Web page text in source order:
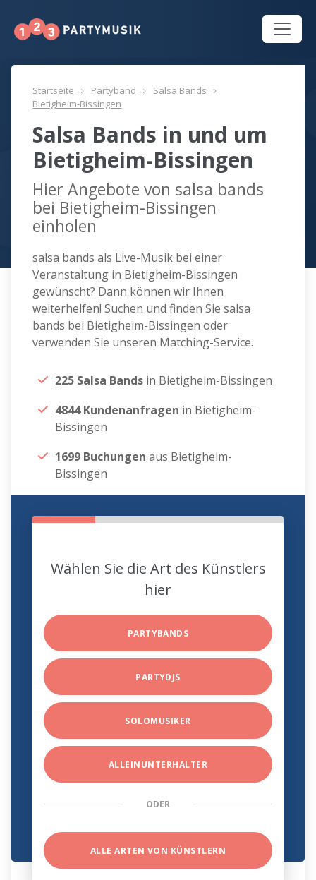
Startseite Partyband
Salsa Bands
Bietigheim-Bissingen
Salsa Bands in und um
Bietigheim-Bissingen
Hier Angebote von salsa bands
bei Bietigheim-Bissingen
einholen
salsa bands als Live-Musik bei einer
Veranstaltung in Bietigheim-Bissingen
gewünscht? Dann können wir Ihnen
weiterhelfen! Suchen und finden Sie salsa
bands bei Bietigheim-Bissingen oder
verwenden Sie unseren Matching-Service.
225 Salsa Bands in Bietigheim-Bissingen
4844 Kundenanfragen in Bietigheim-
Bissingen
1699 Buchungen aus Bietigheim-
Bissingen
Wählen Sie die Art des Künstlers
hier
PARTYBANDS
PARTYDJS
SOLOMUSIKER
ALLEINUNTERHALTER
ODER
ALLE ARTEN VON KÜNSTLERN